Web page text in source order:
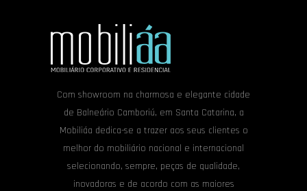
Com showroom na charmosa e elegante cidade
de Balneário Camboriú, em Santa Catarina, a
Mobiliáa dedica-se a trazer aos seus clientes o
melhor do mobiliário nacional e internacional
selecionando, sempre, peças de qualidade,
inovadoras e de acordo com as maiores